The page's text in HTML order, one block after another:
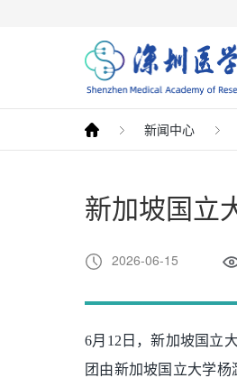
新闻中心
新加坡国立
2026-06-15
6月12日，新加坡国立
团由新加坡国立大学